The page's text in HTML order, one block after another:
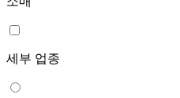
세부 업종